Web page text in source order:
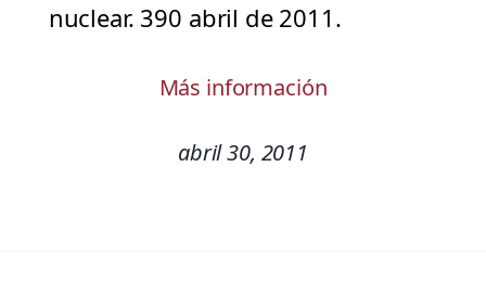
nuclear. 390 abril de 2011.
Más información
abril 30, 2011